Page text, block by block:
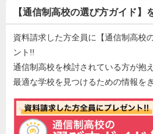
【通信制高校の選び方ガイド】
資料請求した方全員に【通信制高校
ント!!
通信制高校を検討されている方が抱
最適な学校を見つけるための情報を